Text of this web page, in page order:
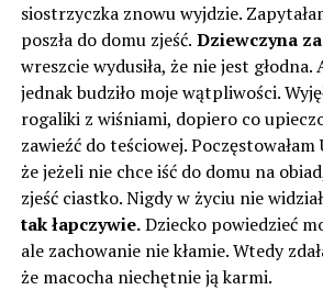
siostrzyczka znowu wyjdzie.
poszła do domu zjeść. Dziewczyna
wreszcie wydusiła, że nie jest głodna.
jednak budziło moje wątpliwości.
rogaliki z wiśniami, dopiero co
zawieźć do teściowej. Poczęstowałam
że jeżeli nie chce iść do domu na
zjeść ciastko. Nigdy w życiu nie
tak łapczywie.Dziecko powiedzieć
ale zachowanie nie kłamie. Wtedy
że macocha niechętnie ją karmi.